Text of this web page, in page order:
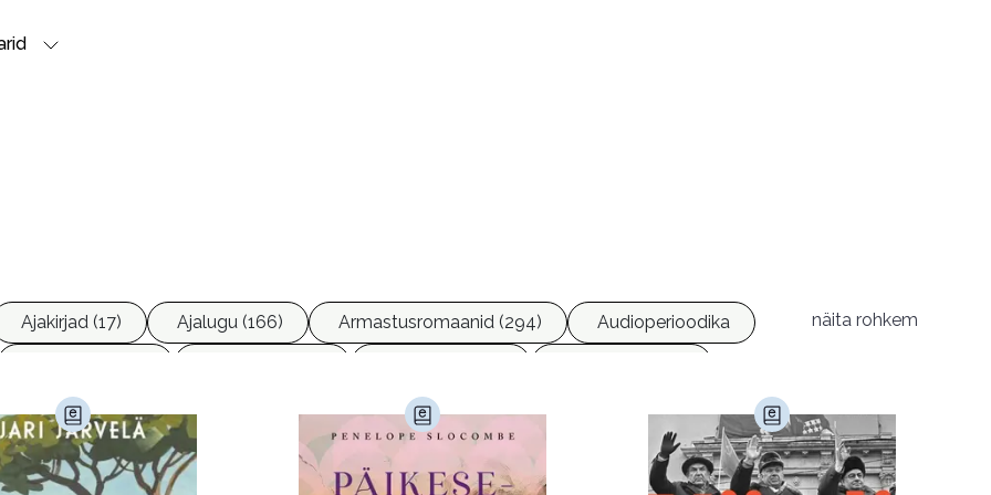
Veidi sarnanes küll esimese osaga ja mõne asja arvasin ära, kuid lõpp oli siiski
Ajakirjad (17) Ajalugu (166) Armastusromaanid (294)
Audioperioodika
(23) Krimi ja põnevik (1287)
(582) Loodus (53) Loodusteadus (32)
(15) Psühholoogia (187) Rahandus (46)
Religioon (107)
näita rohkem